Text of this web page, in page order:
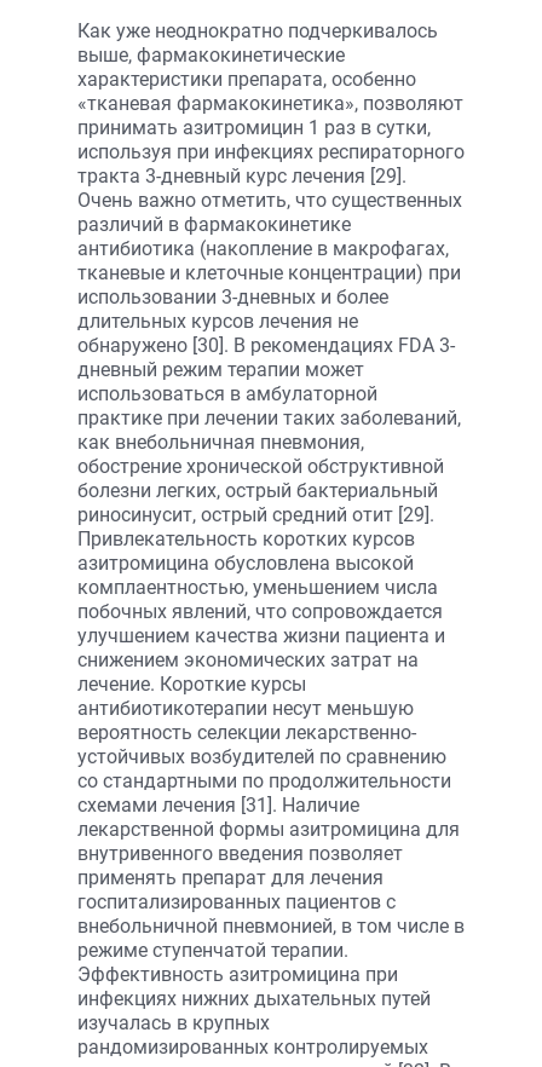
Как уже неоднократно подчеркивалось
выше, фармакокинетические
характеристики препарата, особенно
«тканевая фармакокинетика», позволяют
принимать азитромицин 1 раз в сутки,
используя при инфекциях респираторного
тракта 3-дневный курс лечения [29].
Очень важно отметить, что существенных
различий в фармакокинетике
антибиотика (накопление в макрофагах,
тканевые и клеточные концентрации) при
использовании 3-дневных и более
длительных курсов лечения не
обнаружено [30]. В рекомендациях FDA 3-
дневный режим терапии может
использоваться в амбулаторной
практике при лечении таких заболеваний,
как внебольничная пневмония,
обострение хронической обструктивной
болезни легких, острый бактериальный
риносинусит, острый средний отит [29].
Привлекательность коротких курсов
азитромицина обусловлена высокой
комплаентностью, уменьшением числа
побочных явлений, что сопровождается
улучшением качества жизни пациента и
снижением экономических затрат на
лечение. Короткие курсы
антибиотикотерапии несут меньшую
вероятность селекции лекарственно-
устойчивых возбудителей по сравнению
со стандартными по продолжительности
схемами лечения [31]. Наличие
лекарственной формы азитромицина для
внутривенного введения позволяет
применять препарат для лечения
госпитализированных пациентов с
внебольничной пневмонией, в том числе в
режиме ступенчатой терапии.
Эффективность азитромицина при
инфекциях нижних дыхательных путей
изучалась в крупных
рандомизированных контролируемых